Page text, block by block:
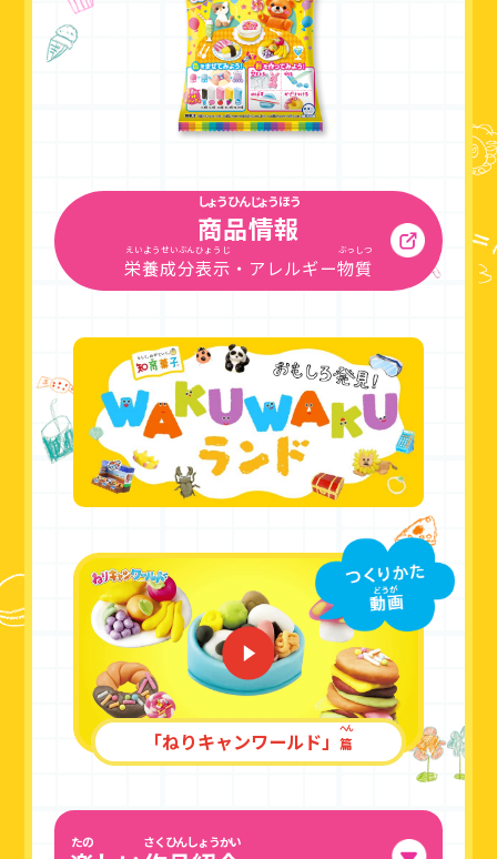
商品情報
しょうひんじょうほう
栄養成分表示
えいようせいぶんひょうじ
・アレルギー物質
ぶっしつ
「ねりキャンワールド」 篇
へん
たの さくひんしょうかい